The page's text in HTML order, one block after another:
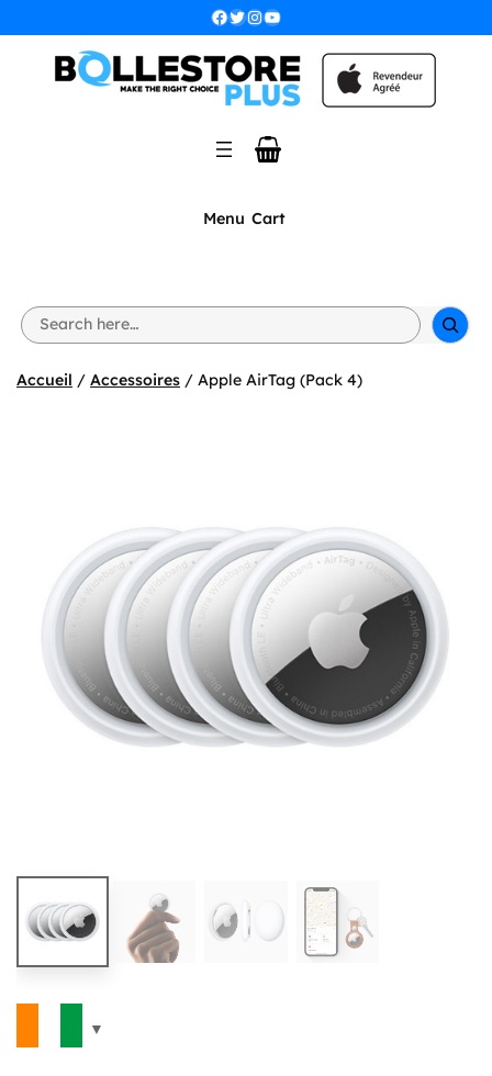
Facebook Twitter InstagramYouTube
Menu Cart
S
e
r
c
Accueil / Accessoires / Apple AirTag (Pack 4)